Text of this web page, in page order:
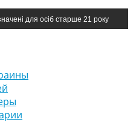
для осіб старше 21 року